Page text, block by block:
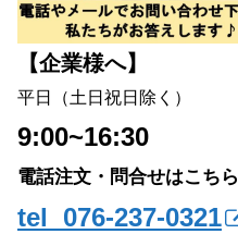
【企業様へ】
平日（土日祝日除く）
9:00~16:30
電話注文・問合せはこちら
tel 076-237-0321